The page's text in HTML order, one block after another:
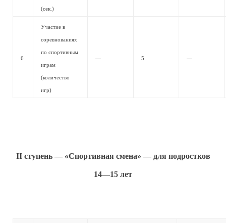
(сек.)
6
Участие в
соревнованиях
по спортивным
играм
(количество
игр)
— 5 —
II ступень — «Спортивная смена» — для подростков
14—15 лет